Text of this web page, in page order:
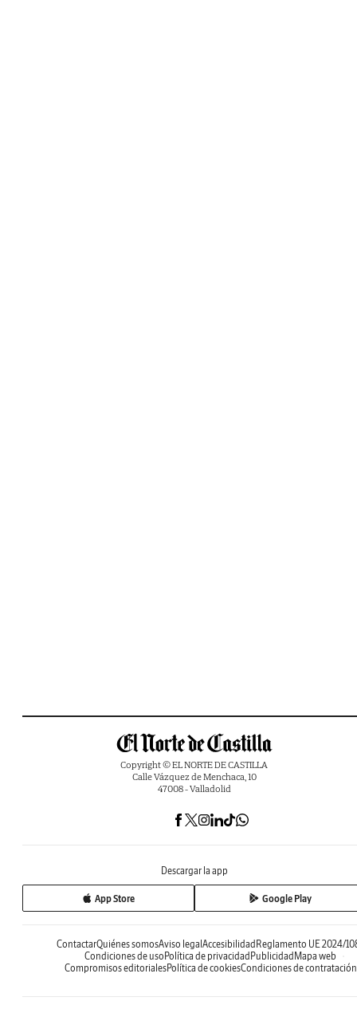
Copyright © EL NORTE DE CASTILLA
Calle Vázquez de Menchaca, 10
47008 - Valladolid
Descargar la app
App Store Google Play
ContactarQuiénes somosAviso legal Accesibilidad Reglamento UE 2024/
Condiciones de uso Política de privacidad Publicidad Mapa web
Compromisos editorialesPolítica de cookiesCondiciones de contratación